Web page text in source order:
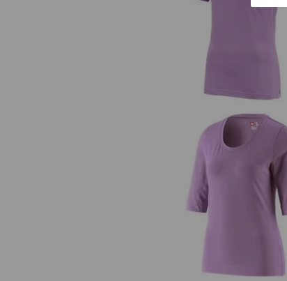
e.s. Polo-Tričko cotton,
e.s. Tričko s 3/4 rukávy